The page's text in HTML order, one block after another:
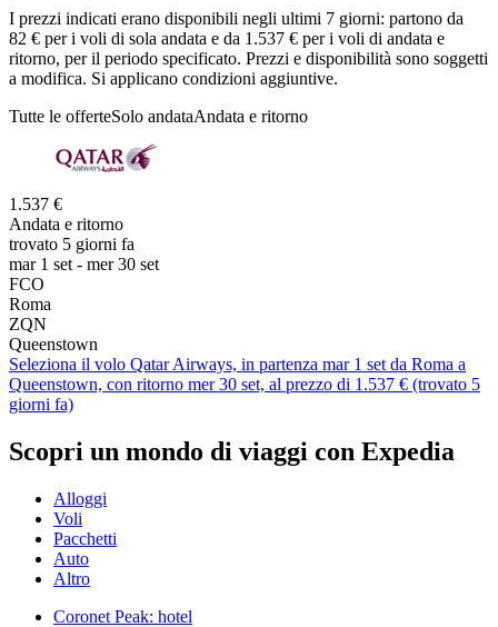
I prezzi indicati erano disponibili negli ultimi 7 giorni: partono da
82 € per i voli di sola andata e da 1.537 € per i voli di andata e
ritorno, per il periodo specificato. Prezzi e disponibilità sono soggetti
a modifica. Si applicano condizioni aggiuntive.
Tutte le offerteSolo andataAndata e ritorno
1.537 €
Andata e ritorno
trovato 5 giorni fa
mar 1 set - mer 30 set
FCO
Roma
ZQN
Queenstown
Seleziona il volo Qatar Airways, in partenza mar 1 set da Roma a
Queenstown, con ritorno mer 30 set, al prezzo di 1.537 € (trovato 5
giorni fa)
Scopri un mondo di viaggi con Expedia
Alloggi
Voli
Pacchetti
Auto
Altro
Coronet Peak: hotel